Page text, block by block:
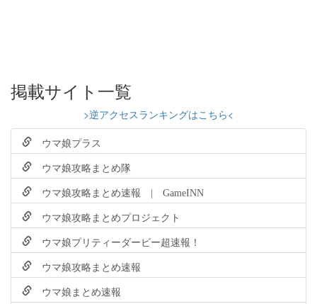
掲載サイト一覧
>逆アクセスランキングはこちら<
ウマ娘プラス
ウマ娘攻略まとめ隊
ウマ娘攻略まとめ速報 | GameINN
ウマ娘攻略まとめプロジェクト
ウマ娘プリティーダービー超速報！
ウマ娘攻略まとめ速報
ウマ娘まとめ速報